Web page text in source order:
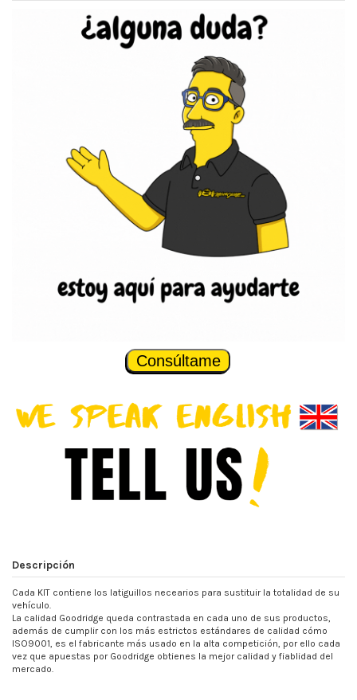
Consúltame
Descripción
Cada KIT contiene los latiguillos necearios para sustituir la totalidad de su
vehículo.
La calidad Goodridge queda contrastada en cada uno de sus productos,
además de cumplir con los más estrictos estándares de calidad cómo
ISO9001, es el fabricante más usado en la alta competición, por ello cada
vez que apuestas por Goodridge obtienes la mejor calidad y fiablidad del
mercado.